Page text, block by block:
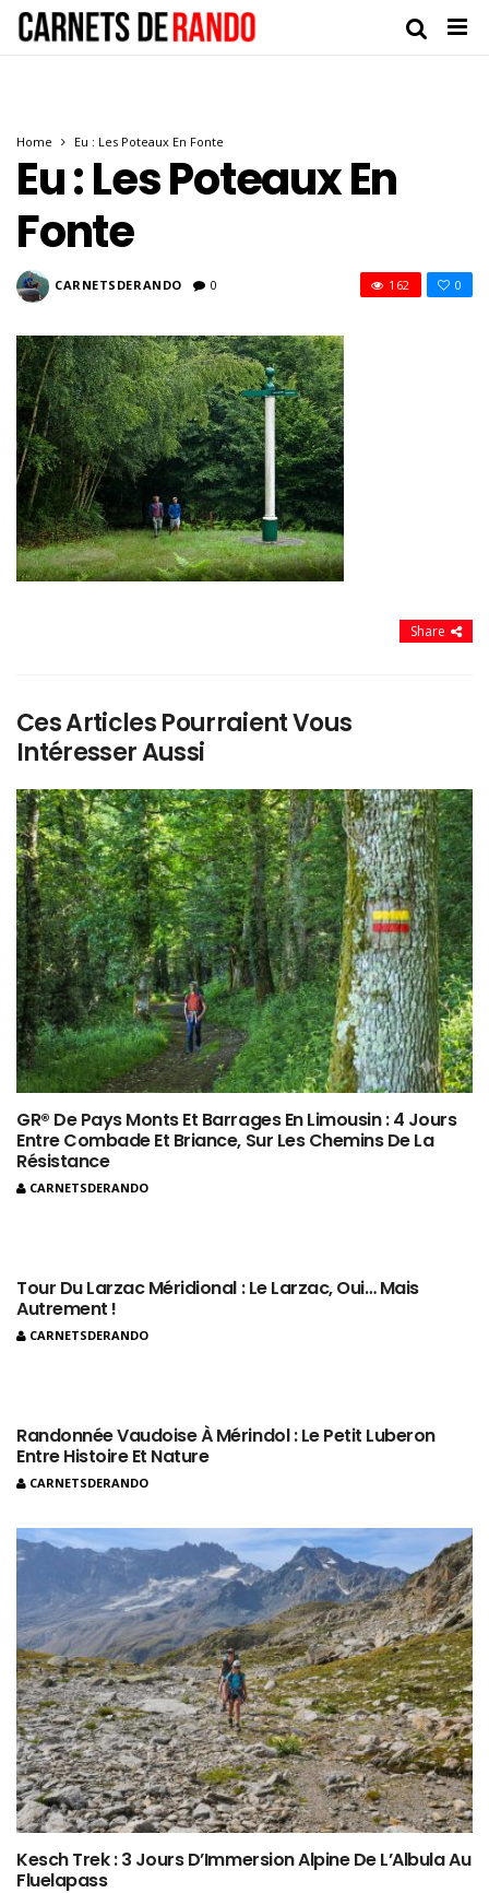
Home Eu : Les Poteaux En Fonte
Eu : Les Poteaux En
Fonte
CARNETSDERANDO 0 0
162
Share
Ces Articles Pourraient Vous
Intéresser Aussi
GR® De Pays Monts Et Barrages En Limousin : 4 Jours
Entre Combade Et Briance, Sur Les Chemins De La
Résistance
CARNETSDERANDO
Tour Du Larzac Méridional : Le Larzac, Oui… Mais
Autrement !
CARNETSDERANDO
Randonnée Vaudoise À Mérindol : Le Petit Luberon
Entre Histoire Et Nature
CARNETSDERANDO
Kesch Trek : 3 Jours D’Immersion Alpine De L’Albula Au
Fluelapass